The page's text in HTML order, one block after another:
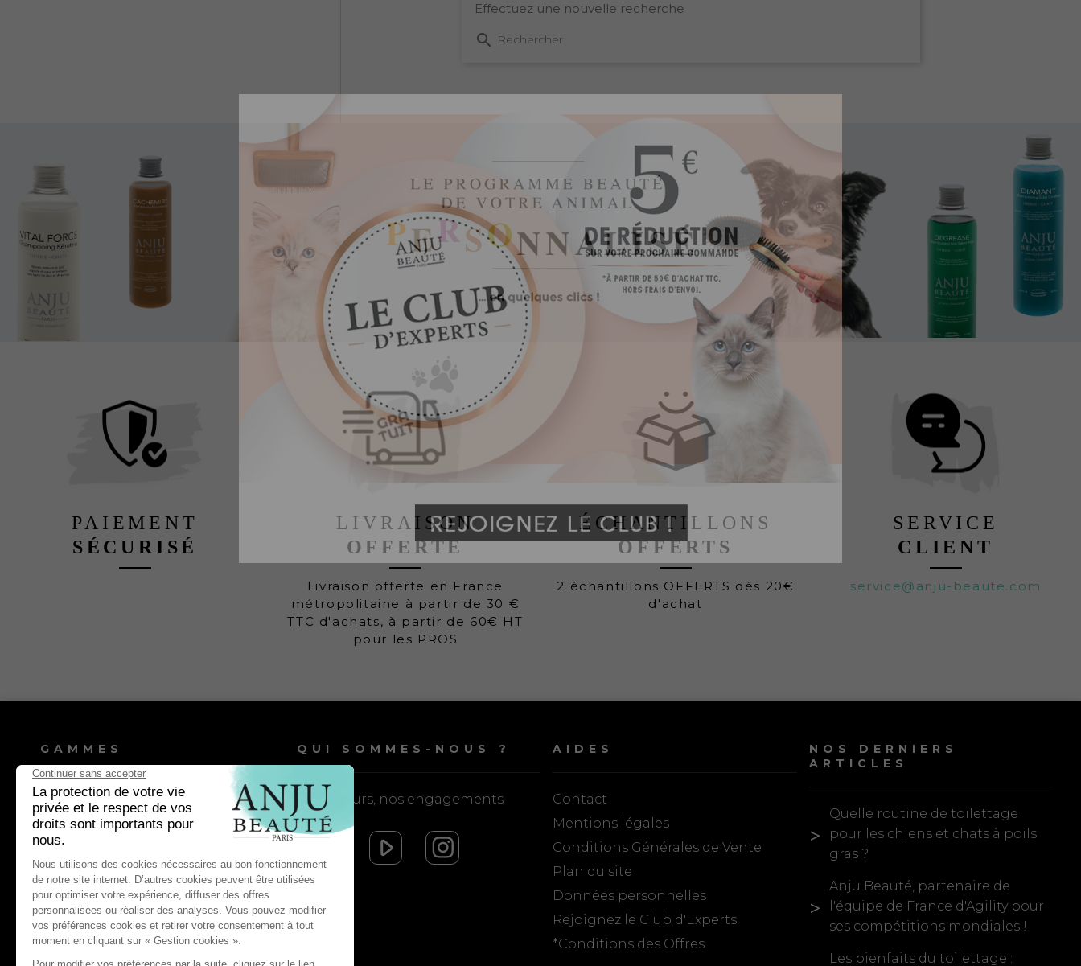
Effectuez une nouvelle recherche
 Rechercher
PAIEMENT
SÉCURISÉ
LIVRAISON
OFFERTE
Livraison offerte en France
métropolitaine à partir de 30 €
TTC d'achats, à partir de 60€ HT
pour les PROS
ÉCHANTILLONS
OFFERTS
2 échantillons OFFERTS dès 20€
d'achat
SERVICE
CLIENT
service@anju-beaute.com
GAMMES
Shampooings chien
Shampooings chat
Lotions & après-shampooings
chien
Lotions & après-shampooings chat
Entretien & soin quotidien chien
Entretien & soin quotidien chat
QUI SOMMES-NOUS ?
Nos valeurs, nos engagements
AIDES
Contact
Mentions légales
Conditions Générales de Vente
Plan du site
Données personnelles
Rejoignez le Club d'Experts
*Conditions des Offres
NOS DERNIERS
ARTICLES
Quelle routine de toilettage
pour les chiens et chats à poils
gras ?
Anju Beauté, partenaire de
l'équipe de France d'Agility pour
ses compétitions mondiales !
Les bienfaits du toilettage :